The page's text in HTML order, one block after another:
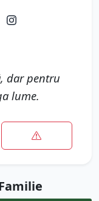
dar pentru
lume.